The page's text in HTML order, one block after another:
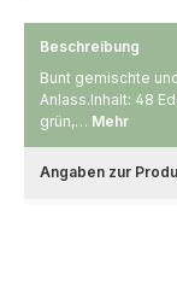
Beschreibung
Bunt gemischte
Anlass.Inhalt: 48
grün,… Mehr
Angaben zur